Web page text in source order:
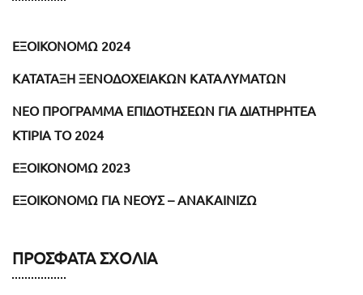
ΕΞΟΙΚΟΝΟΜΩ 2024
ΚΑΤΑΤΑΞΗ ΞΕΝΟΔΟΧΕΙΑΚΩΝ ΚΑΤΑΛΥΜΑΤΩΝ
NEO ΠΡΟΓΡΑΜΜΑ ΕΠΙΔΟΤΗΣΕΩΝ ΓΙΑ ΔΙΑΤΗΡΗΤΕΑ
ΚΤΙΡΙΑ ΤΟ 2024
ΕΞΟΙΚΟΝΟΜΩ 2023
ΕΞΟΙΚΟΝΟΜΩ ΓΙΑ ΝΕΟΥΣ – ΑΝΑΚΑΙΝΙΖΩ
ΠΡΌΣΦΑΤΑ ΣΧΌΛΙΑ